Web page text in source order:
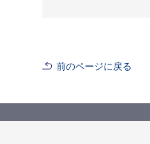
前のページに戻る